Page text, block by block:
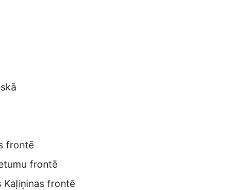
frontē
frontē
frontē